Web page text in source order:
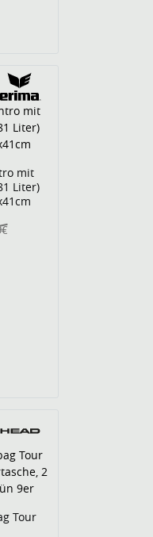
mit
Liter)
Tour